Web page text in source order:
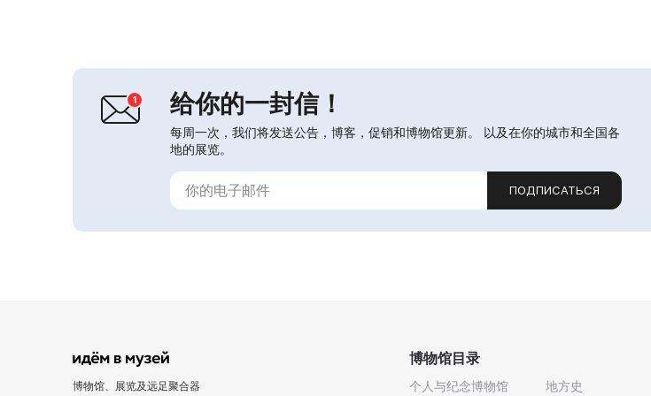
目录和纪念票。1993年8月8日开设了
币、摄影、艺术等。自1992年起举
给你的一封信！
每周一次，我们将发送公告，博客，促销和博物馆更新。 以及在你的城市和全国各
地的展览。
ПОДПИСАТЬСЯ
博物馆、展览及远足聚合器
博物馆目录
个人与纪念博物馆 地方史